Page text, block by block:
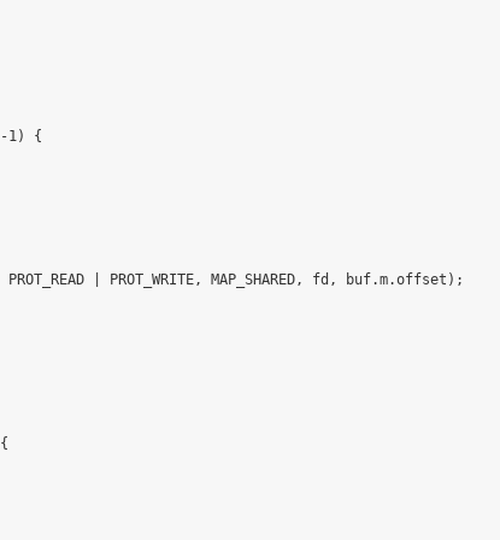
-1 )
{
PROT_READ PROT_WRITE , MAP_SHARED , fd , buf.m.offset ) ;
{